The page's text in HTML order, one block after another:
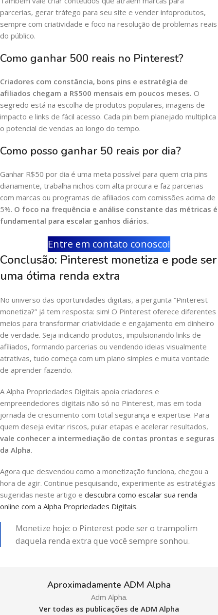
parcerias, gerar tráfego para seu site e vender infoprodutos,
sempre com criatividade e foco na resolução de problemas reais
do público.
Como ganhar 500 reais no Pinterest?
Criadores com constância, bons pins e estratégia de
afiliados chegam a R$500 mensais em poucos meses. O
segredo está na escolha de produtos populares, imagens de
impacto e links de fácil acesso. Cada pin bem planejado multiplica
o potencial de vendas ao longo do tempo.
Como posso ganhar 50 reais por dia?
Ganhar R$50 por dia é uma meta possível para quem cria pins
diariamente, trabalha nichos com alta procura e faz parcerias
com marcas ou programas de afiliados com comissões acima de
5%. O foco na frequência e análise constante das métricas é
fundamental para escalar ganhos diários.
Entre em contato conosco!
Conclusão: Pinterest monetiza e pode ser
uma ótima renda extra
No universo das oportunidades digitais, a pergunta “Pinterest
monetiza?” já tem resposta: sim! O Pinterest oferece diferentes
meios para transformar criatividade e engajamento em dinheiro
de verdade. Seja indicando produtos, impulsionando links de
afiliados, formando parcerias ou vendendo ideias visualmente
atrativas, tudo começa com um plano simples e muita vontade
de aprender fazendo.
A Alpha Propriedades Digitais apoia criadores e
empreendedores digitais não só no Pinterest, mas em toda
jornada de crescimento com total segurança e expertise. Para
quem deseja evitar riscos, pular etapas e acelerar resultados,
vale conhecer a intermediação de contas prontas e seguras
da Alpha.
Agora que desvendou como a monetização funciona, chegou a
hora de agir. Continue pesquisando, experimente as estratégias
sugeridas neste artigo e descubra como escalar sua renda
online com a Alpha Propriedades Digitais.
Monetize hoje: o Pinterest pode ser o trampolim
daquela renda extra que você sempre sonhou.
Aproximadamente ADM Alpha
Adm Alpha.
Ver todas as publicações de ADM Alpha